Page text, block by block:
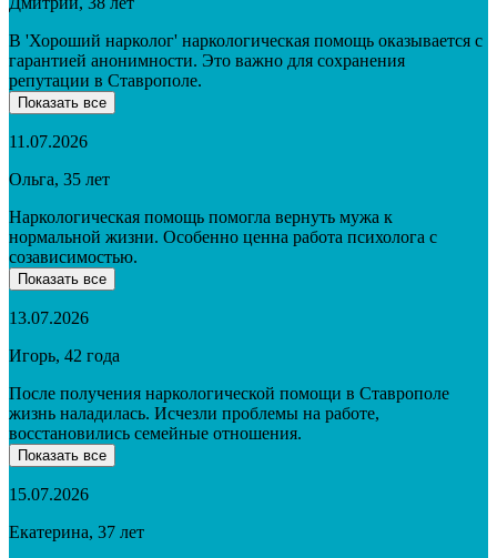
В 'Хороший нарколог' наркологическая помощь оказывается с
гарантией анонимности. Это важно для сохранения
репутации в Ставрополе.
Показать все
11.07.2026
Ольга, 35 лет
Наркологическая помощь помогла вернуть мужа к
нормальной жизни. Особенно ценна работа психолога с
созависимостью.
Показать все
13.07.2026
Игорь, 42 года
После получения наркологической помощи в Ставрополе
жизнь наладилась. Исчезли проблемы на работе,
восстановились семейные отношения.
Показать все
15.07.2026
Екатерина, 37 лет